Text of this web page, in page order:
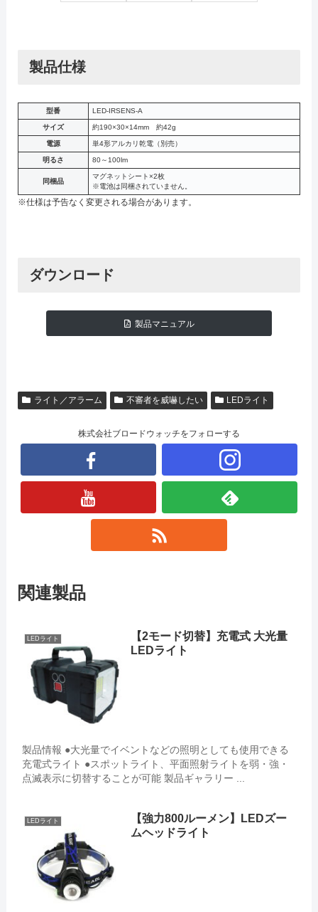
製品仕様
型番 LED-IRSENS-A
サイズ 約190×30×14mm 約42g
電源 単4形アルカリ乾電（別売）
明るさ 80～100lm
同梱品
マグネットシート×2枚
※電池は同梱されていません。
※仕様は予告なく変更される場合があります。
ダウンロード
製品マニュアル
ライト／アラーム 不審者を威嚇したい LEDライト
株式会社ブロードウォッチをフォローする
関連製品
LEDライト
【2モード切替】充電式 大光量
LEDライト
製品情報 ●大光量でイベントなどの照明としても使用できる
充電式ライト ●スポットライト、平面照射ライトを弱・強・
LEDライト
【強力800ルーメン】LEDズー
ムヘッドライト